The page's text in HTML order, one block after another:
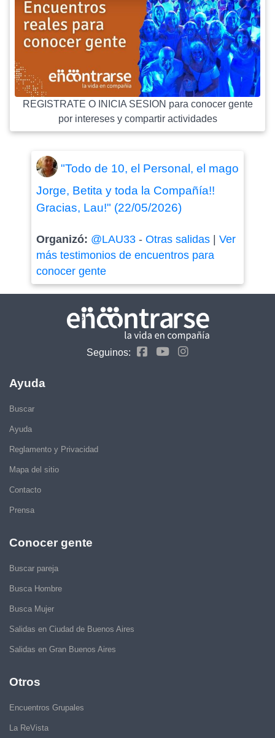
REGISTRATE O INICIA SESION para conocer gente
por intereses y compartir actividades
"Todo de 10, el Personal, el mago
Jorge, Betita y toda la Compañía!!
Gracias, Lau!" (22/05/2026)
Organizó: @LAU33- Otras salidas| Ver
más testimonios de encuentros para
conocer gente
Seguinos:
Ayuda
Buscar
Ayuda
Reglamento y Privacidad
Mapa del sitio
Contacto
Prensa
Conocer gente
Buscar pareja
Busca Hombre
Busca Mujer
Salidas en Ciudad de Buenos Aires
Salidas en Gran Buenos Aires
Otros
Encuentros Grupales
La ReVista